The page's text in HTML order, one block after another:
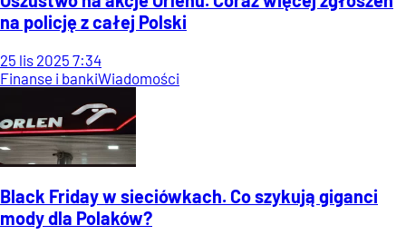
na policję z całej Polski
25 lis 2025 7:34
Finanse i bankiWiadomości
Black Friday w sieciówkach. Co szykują giganci
mody dla Polaków?